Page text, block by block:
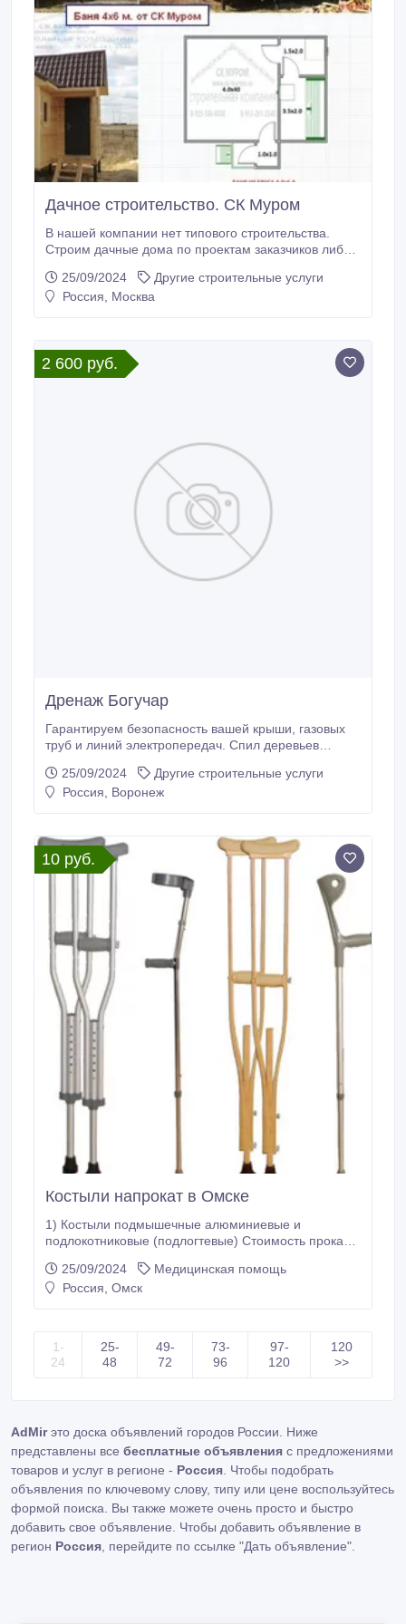
Дачное строительство. СК Муром
В нашей компании нет типового строительства.
Строим дачные дома по проектам заказчиков либо
будущего дома исходя из их пожеланий. Такой
подход к делу позволяет более конкретно учесть, а
работы «под ключ».
25/09/2024
Другие строительные услуги
Россия, Москва
2 600 руб.
Дренаж Богучар
Гарантируем безопасность вашей крыши, газовых
труб и линий электропередач. Спил деревьев
Вывезти мусор. Аккуратно по доступным ценам.
Спилить деревья и ветки бензопилами область.
25/09/2024
Другие строительные услуги
Россия, Воронеж
10 руб.
Костыли напрокат в Омске
1) Костыли подмышечные алюминиевые и
подлокотниковые (подлогтевые) Стоимость проката
сутки, 3-ий месяц 8 рублей/сутки, 4-ий месяц 7
рублей/сутки, 5-ий месяц 7 рублей/сутки, 6-ий месяц
рублей/сутки, 3-ий месяц 8 рублей/сутки, 4-ий месяц
5 рублей/сутки, 5-ий месяц 5 рублей/сутки, 6-ий
25/09/2024
Медицинская помощь
Россия, Омск
1-
24
25-
48
49-
72
73-
96
97-
120
120
>>
AdMirэто доска объявлений городов России. Ниже
представлены все бесплатные объявления с предложениями
товаров и услуг в регионе - Россия . Чтобы подобрать
объявления по ключевому слову, типу или цене воспользуйтесь
формой поиска. Вы также можете очень просто и быстро
добавить свое объявление. Чтобы добавить объявление в
регион Россия , перейдите по ссылке "Дать объявление"